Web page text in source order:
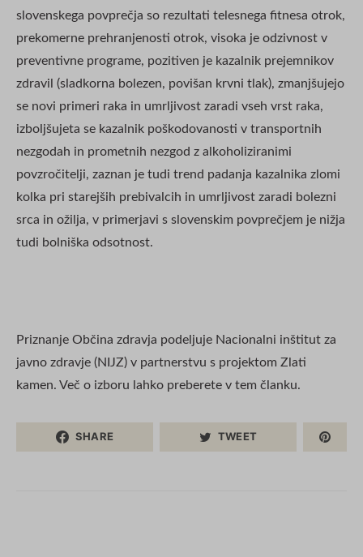
slovenskega povprečja so rezultati telesnega fitnesa otrok,
prekomerne prehranjenosti otrok, visoka je odzivnost v
preventivne programe, pozitiven je kazalnik prejemnikov
zdravil (sladkorna bolezen, povišan krvni tlak), zmanjšujejo
se novi primeri raka in umrljivost zaradi vseh vrst raka,
izboljšujeta se kazalnik poškodovanosti v transportnih
nezgodah in prometnih nezgod z alkoholiziranimi
povzročitelji, zaznan je tudi trend padanja kazalnika zlomi
kolka pri starejših prebivalcih in umrljivost zaradi bolezni
srca in ožilja, v primerjavi s slovenskim povprečjem je nižja
tudi bolniška odsotnost.
Priznanje Občina zdravja podeljuje Nacionalni inštitut za
javno zdravje (NIJZ) v partnerstvu s projektom Zlati
kamen. Več o izboru lahko preberete v tem članku.
SHARE TWEET